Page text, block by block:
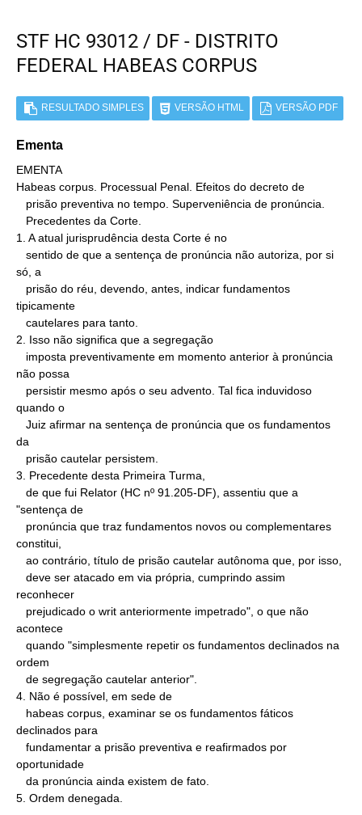
STF HC 93012 / DF - DISTRITO
FEDERAL HABEAS CORPUS
RESULTADO SIMPLES VERSÃO HTML VERSÃO PDF
Ementa
EMENTA
Habeas corpus. Processual Penal. Efeitos do decreto de
1. A atual jurisprudência desta Corte é no
só, a
tipicamente
2. Isso não significa que a segregação
não possa
quando o
da
3. Precedente desta Primeira Turma,
"sentença de
constitui,
reconhecer
acontece
ordem
4. Não é possível, em sede de
declinados para
oportunidade
5. Ordem denegada.